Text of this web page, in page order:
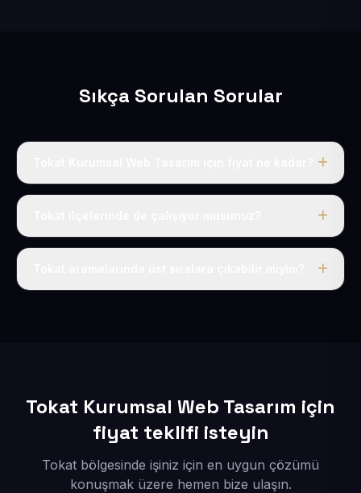
Sıkça Sorulan Sorular
Tokat dahil Türkiye’nin her yerinde geçerli yıllık tek
Elbette; Tokat iline bağlı bütün ilçelere uzaktan ve
Tokat Kurumsal Web Tasarım için
fiyat teklifi isteyin
Tokat bölgesinde işiniz için en uygun çözümü
konuşmak üzere hemen bize ulaşın.